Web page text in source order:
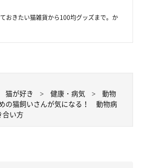
おきたい猫雑貨から100均グッズまで。か
猫が好き 健康・病気
動物
の猫飼いさんが気になる！ 動物病
合い方